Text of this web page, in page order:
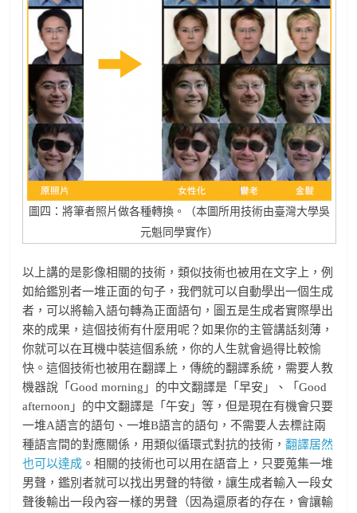
圖四：將筆者照片做各種轉換。（本圖所用技術由臺灣大學吳
元魁同學實作）
以上講的是影像相關的技術，類似技術也被用在文字上，例
如給鑑別者一堆正面的句子，我們就可以自動學出一個生成
者，可以將輸入語句轉為正面語句，圖五是生成者實際學出
來的成果，這個技術有什麼用呢？如果你的主管講話刻薄，
你就可以在耳機中裝這個系統，你的人生就會過得比較愉
快。這個技術也被用在翻譯上，傳統的翻譯系統，需要人教
機器說「Good morning」的中文翻譯是「早安」、「Good
afternoon」的中文翻譯是「午安」等，但是現在有機會只要
一堆A語言的語句、一堆B語言的語句，不需要人去標註兩
種語言間的對應關係，用類似循環式對抗的技術，翻譯居然
也可以達成 。相關的技術也可以用在語音上，只要蒐集一堆
男聲，鑑別者就可以找出男聲的特徵，讓生成者輸入一段女
聲後輸出一段內容一樣的男聲（因為還原者的存在，會讓輸